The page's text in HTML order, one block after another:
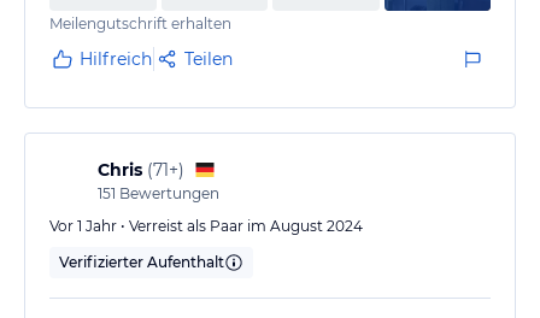
Meilengutschrift erhalten
Hilfreich Teilen
Chris (71+)
151 Bewertungen
Vor 1 Jahr • Verreist als Paar im August 2024
Verifizierter Aufenthalt